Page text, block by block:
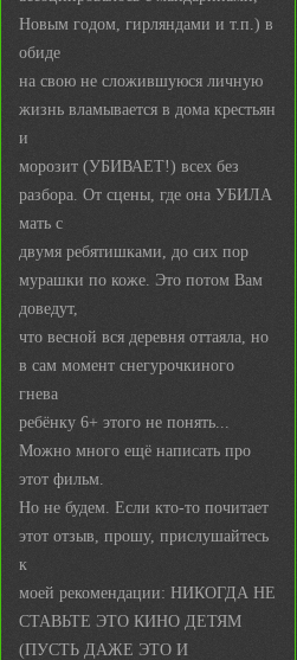
Новым годом, гирляндами и т.п.) в
обиде
на свою не сложившуюся личную
жизнь вламывается в дома крестьян
и
морозит (УБИВАЕТ!) всех без
разбора. От сцены, где она УБИЛА
мать с
двумя ребятишками, до сих пор
мурашки по коже. Это потом Вам
доведут,
что весной вся деревня оттаяла, но
в сам момент снегурочкиного
гнева
ребёнку 6+ этого не понять...
Можно много ещё написать про
этот фильм.
Но не будем. Если кто-то почитает
этот отзыв, прошу, прислушайтесь
к
моей рекомендации: НИКОГДА НЕ
СТАВЬТЕ ЭТО КИНО ДЕТЯМ
(ПУСТЬ ДАЖЕ ЭТО И